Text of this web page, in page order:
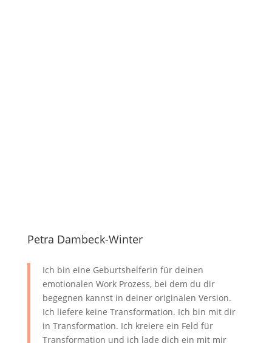
Petra Dambeck-Winter
Ich bin eine Geburtshelferin für deinen
emotionalen Work Prozess, bei dem du dir
begegnen kannst in deiner originalen Version.
Ich liefere keine Transformation. Ich bin mit dir
in Transformation. Ich kreiere ein Feld für
Transformation und ich lade dich ein mit mir